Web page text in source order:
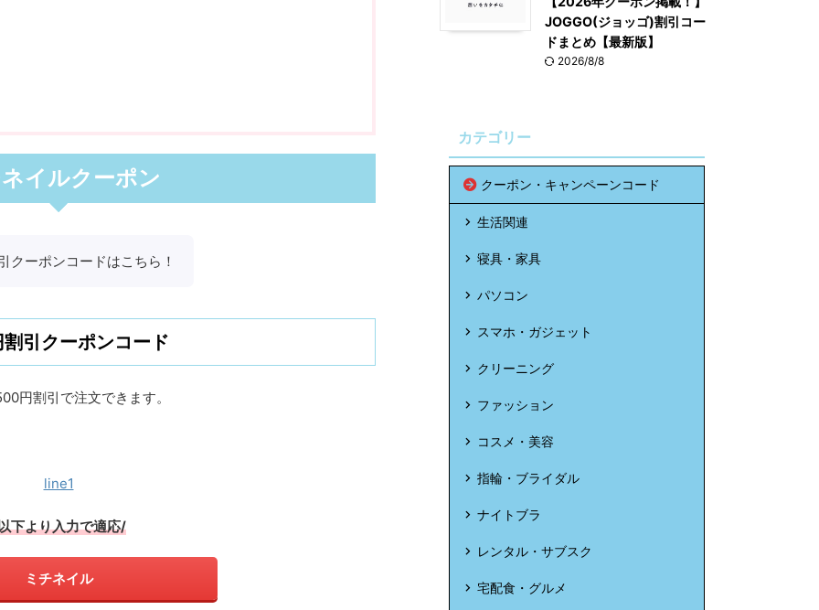
イルクーポン
クーポンコードはこちら！
引クーポンコード
円割引で注文できます。
line1
下より入力で適応/
ミチネイル
JOGGO(ジョッゴ)割引コー
ドまとめ【最新版】
2026/8/8
カテゴリー
クーポン・キャンペーンコード
生活関連
寝具・家具
パソコン
スマホ・ガジェット
クリーニング
ファッション
コスメ・美容
指輪・ブライダル
ナイトブラ
レンタル・サブスク
宅配食・グルメ